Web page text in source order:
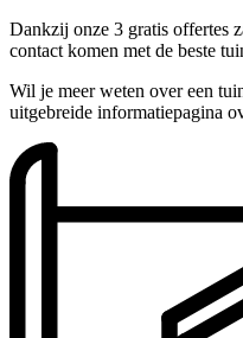
Dankzij onze 3 gratis offertes
contact komen met de beste
Wil je meer weten over een
uitgebreide informatiepagina